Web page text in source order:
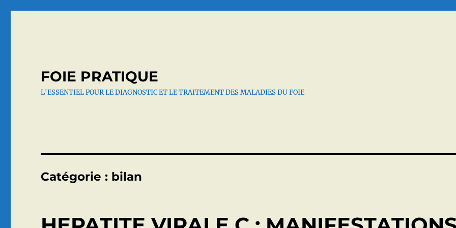
FOIE PRATIQUE
L'ESSENTIEL POUR LE DIAGNOSTIC ET LE TRAITEMENT DES MALADIES DU FOIE
Catégorie : bilan